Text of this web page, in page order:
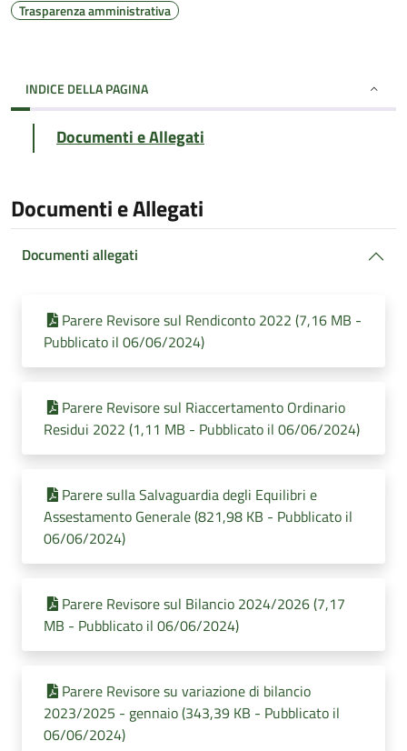
Trasparenza amministrativa
INDICE DELLA PAGINA
Documenti e Allegati
Documenti e Allegati
Documenti allegati
Parere Revisore sul Rendiconto 2022 (7,16 MB -
Pubblicato il 06/06/2024)
Parere Revisore sul Riaccertamento Ordinario
Residui 2022 (1,11 MB - Pubblicato il 06/06/2024)
Parere sulla Salvaguardia degli Equilibri e
Assestamento Generale (821,98 KB - Pubblicato il
06/06/2024)
Parere Revisore sul Bilancio 2024/2026 (7,17
MB - Pubblicato il 06/06/2024)
Parere Revisore su variazione di bilancio
2023/2025 - gennaio (343,39 KB - Pubblicato il
06/06/2024)